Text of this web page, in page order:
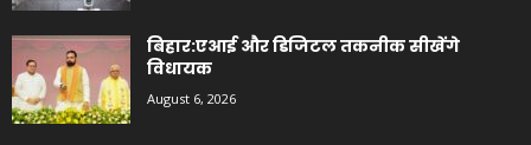
बिहार:एआई और डिजिटल तकनीक सीखेंगे
विधायक
August 6, 2026